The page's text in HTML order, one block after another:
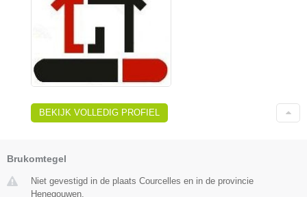
BEKIJK VOLLEDIG PROFIEL
Brukomtegel
Niet gevestigd in de plaats Courcelles en in de provincie
Henegouwen.